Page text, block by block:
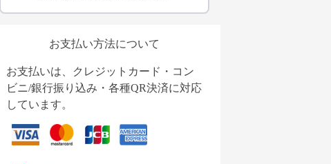
お支払い方法について
お支払いは、クレジットカード・コン
ビニ/銀行振り込み・各種QR決済に対応
しています。